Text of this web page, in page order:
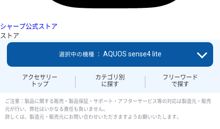
シャープ公式ストア
ストア
アクセサリー
トップ
カテゴリ別
に探す
フリーワード
で探す
選択中の機種 ： AQUOS sense4 lite
ご注意：製品に関する販売・製品保証・サポート・アフターサービス等の対応は製造元・販売
元が行い、弊社はいかなる責任も負いません。
詳しくは、製造元・販売元にお問い合わせいただきますようお願いいたします。